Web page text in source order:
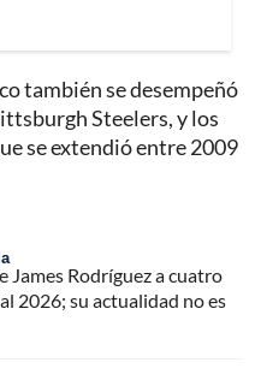
también se desempeñó
Steelers, y los
se extendió entre 2009
James Rodríguez a cuatro
2026; su actualidad no es